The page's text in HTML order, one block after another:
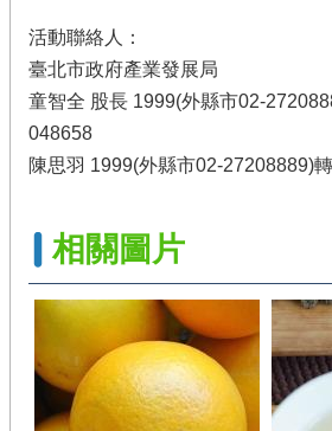
私
權
及
資
訊
全
陳
活動聯絡人：
臺北市政府產業發展局
童智全 股長 1999(外縣市02-
048658
陳思羽 1999(外縣市02-27208889)
相關圖片